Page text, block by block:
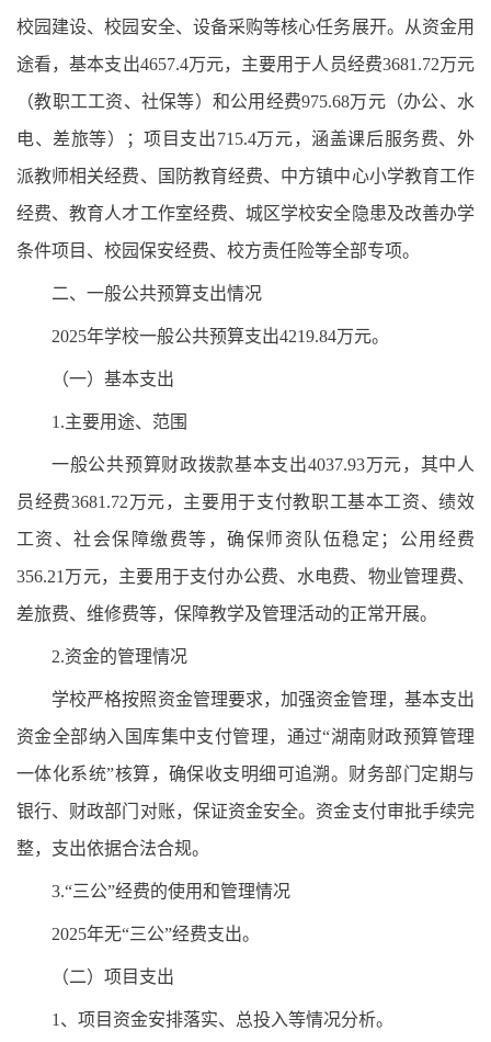
校园建设、校园安全、设备采购等核心任务展开。从资金用
途看，基本支出4657.4万元，主要用于人员经费3681.72万元
（教职工工资、社保等）和公用经费975.68万元（办公、水
电、差旅等）；项目支出715.4万元，涵盖课后服务费、外
派教师相关经费、国防教育经费、中方镇中心小学教育工作
经费、教育人才工作室经费、城区学校安全隐患及改善办学
条件项目、校园保安经费、校方责任险等全部专项。
二、一般公共预算支出情况
2025年学校一般公共预算支出4219.84万元。
（一）基本支出
1.主要用途、范围
一般公共预算财政拨款基本支出4037.93万元，其中人
员经费3681.72万元，主要用于支付教职工基本工资、绩效
工资、社会保障缴费等，确保师资队伍稳定；公用经费
356.21万元，主要用于支付办公费、水电费、物业管理费、
差旅费、维修费等，保障教学及管理活动的正常开展。
2.资金的管理情况
学校严格按照资金管理要求，加强资金管理，基本支出
资金全部纳入国库集中支付管理，通过“湖南财政预算管理
一体化系统”核算，确保收支明细可追溯。财务部门定期与
银行、财政部门对账，保证资金安全。资金支付审批手续完
整，支出依据合法合规。
3.“三公”经费的使用和管理情况
2025年无“三公”经费支出。
（二）项目支出
1、项目资金安排落实、总投入等情况分析。